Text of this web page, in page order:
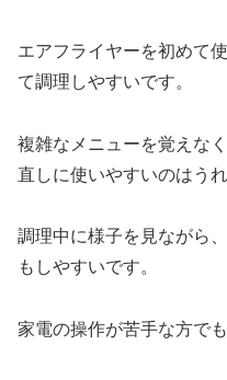
エアフライヤーを初めて
て調理しやすいです。
複雑なメニューを覚えな
直しに使いやすいのはう
調理中に様子を見ながら
もしやすいです。
家電の操作が苦手な方で